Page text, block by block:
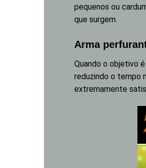
pequenos ou
que surgem.
Arma
Quando o objetivo
reduzindo o tempo
extremamente